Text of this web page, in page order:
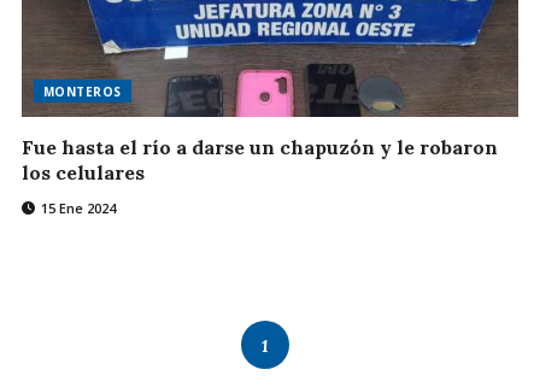
MONTEROS
Fue hasta el río a darse un chapuzón y le robaron
los celulares
15 Ene 2024
1